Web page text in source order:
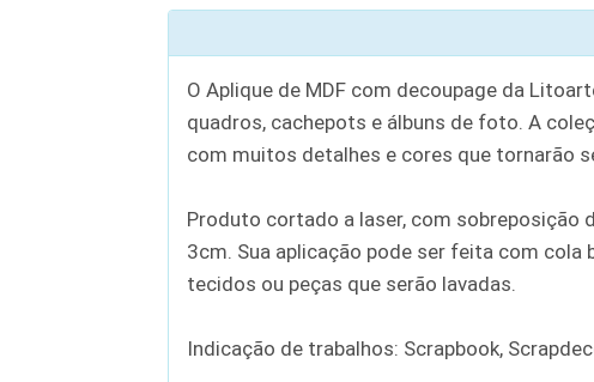
O Aplique de MDF com decoupage da
quadros, cachepots e álbuns de foto. A
com muitos detalhes e cores que tornarão
Produto cortado a laser, com sobreposição
3cm. Sua aplicação pode ser feita com cola
tecidos ou peças que serão lavadas.
Indicação de trabalhos: Scrapbook,